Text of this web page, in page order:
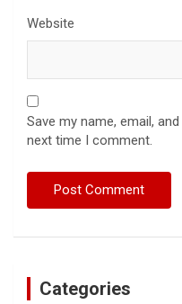
Website
Save my name, email,
next time I comment.
Categories